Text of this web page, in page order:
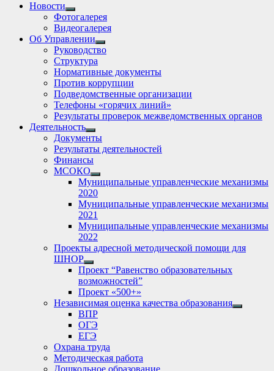
Новости
Show
sub
menu
Фотогалерея
Видеогалерея
Об Управлении
Show
sub
Руководство
Структура
Нормативные документы
Против коррупции
Подведомственные организации
Телефоны «горячих линий»
Результаты проверок межведомственных органов
Деятельность
Show
sub
menu
Документы
Результаты деятельностей
Финансы
МСОКО
Show
sub
menu
Муниципальные управленческие механизмы
2020
Муниципальные управленческие механизмы
2021
Муниципальные управленческие механизмы
2022
Проекты адресной методической помощи для
ШНОР
Show
sub
menu
Проект “Равенство образовательных
возможностей”
Проект «500+»
Независимая оценка качества образования
Show
ВПР
ОГЭ
ЕГЭ
Охрана труда
Методическая работа
Дошкольное образование